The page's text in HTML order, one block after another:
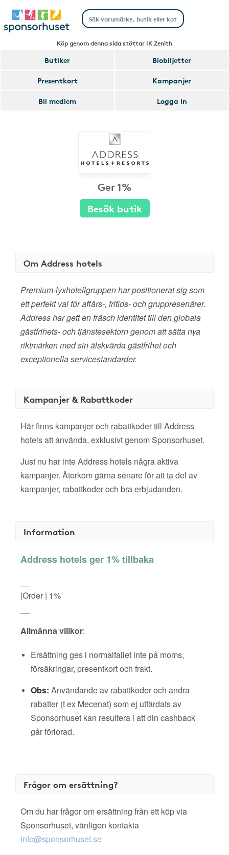
Köp genom denna sida stöttar IK Zenith
Butiker
Biobiljetter
Presentkort
Kampanjer
Bli medlem
Logga in
Ger 1%
Besök butik
Om Address hotels
Premium-lyxhotellgruppen har positionerat sig som
ett perfekt val för affärs-, fritids- och gruppresenärer.
Address har gett en fräsch identitet till den globala
gästfrihets- och tjänstesektorn genom att sätta nya
riktmärken med sin älskvärda gästfrihet och
exceptionella servicestandarder.
Kampanjer & Rabattkoder
Här finns kampanjer och rabattkoder till Address
hotels att använda, exklusivt genom Sponsorhuset.
Just nu har inte Address hotels några aktiva
kampanjer. Återkom gärna senare för att ta del av
kampanjer, rabattkoder och bra erbjudanden.
Information
Address hotels ger 1% tillbaka
|Order | 1%
Allmänna villkor:
Ersättning ges i normalfallet inte på moms,
försäkringar, presentkort och frakt.
Obs: Användande av rabattkoder och andra
rabatter (t ex Mecenat) som ej utfärdats av
Sponsorhuset kan resultera i att din cashback
går förlorad.
Frågor om ersättning?
Om du har frågor om ersättning från ett köp via
Sponsorhuset, vänligen kontakta
info@sponsorhuset.se